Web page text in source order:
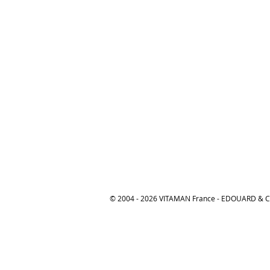
© 2004 - 2026 VITAMAN France - EDOUARD &